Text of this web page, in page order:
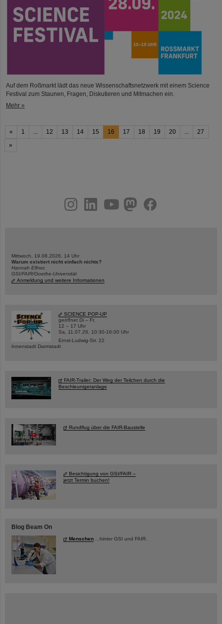
Auf dem Roßmarkt lädt das neue Wissenschaftsnetzwerk mit einem Science
Festival zum Staunen, Fragen, Diskutieren und Mitmachen ein.
Mehr »
« 1 ... 12 13 14 15 16 17 18 19 20 ...
27
»
youtubehelmholtz.socialfacebook
Mittwoch, 19.08.2026, 14 Uhr
Warum existiert nicht einfach nichts?
Hannah Elfner,
GSI/FAIR/Goethe-Universität
Anmeldung und weitere Informationen
SCIENCE POP-UP
geöffnet Di – Fr,
12 – 17 Uhr
Sa, 11.07.26, 10:30-16:00 Uhr
Ernst-Ludwig-Str. 22
Innenstadt Darmstadt
FAIR-Trailer: Der Weg der Teilchen durch die
Beschleunigeranlage
Rundflug über die FAIR-Baustelle
Besichtigung von GSI/FAIR –
jetzt Termin buchen!
Blog Beam On
Menschen ...hinter GSI und FAIR.